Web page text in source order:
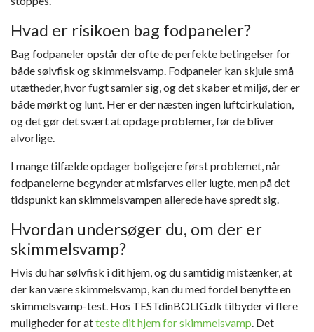
Hvad er risikoen bag fodpaneler?
Bag fodpaneler opstår der ofte de perfekte betingelser for
både sølvfisk og skimmelsvamp. Fodpaneler kan skjule små
utætheder, hvor fugt samler sig, og det skaber et miljø, der er
både mørkt og lunt. Her er der næsten ingen luftcirkulation,
og det gør det svært at opdage problemer, før de bliver
alvorlige.
I mange tilfælde opdager boligejere først problemet, når
fodpanelerne begynder at misfarves eller lugte, men på det
tidspunkt kan skimmelsvampen allerede have spredt sig.
Hvordan undersøger du, om der er
skimmelsvamp?
Hvis du har sølvfisk i dit hjem, og du samtidig mistænker, at
der kan være skimmelsvamp, kan du med fordel benytte en
skimmelsvamp-test. Hos TESTdinBOLIG.dk tilbyder vi flere
muligheder for atteste dit hjem for skimmelsvamp. Det